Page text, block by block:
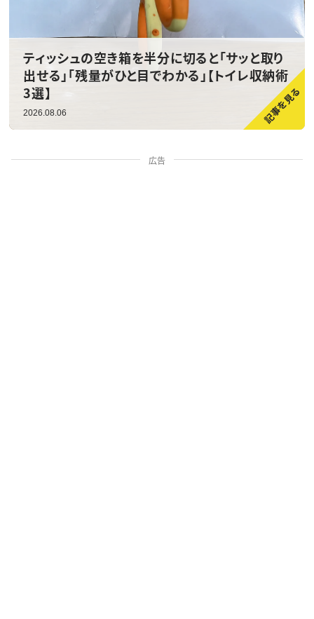
ティッシュの空き箱を半分に切ると「サッと取り
出せる」「残量がひと目でわかる」【トイレ収納術
3選】
2026.08.06
広告